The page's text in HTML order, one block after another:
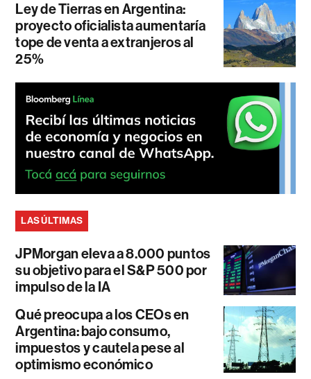
Ley de Tierras en Argentina:
proyecto oficialista aumentaría
tope de venta a extranjeros al
25%
LAS ÚLTIMAS
JPMorgan eleva a 8.000 puntos
su objetivo para el S&P 500 por
impulso de la IA
Qué preocupa a los CEOs en
Argentina: bajo consumo,
impuestos y cautela pese al
optimismo económico